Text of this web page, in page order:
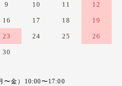
9 10 11 12
16 17 18 19
23 24 25 26
30
〜金）10:00〜17:00